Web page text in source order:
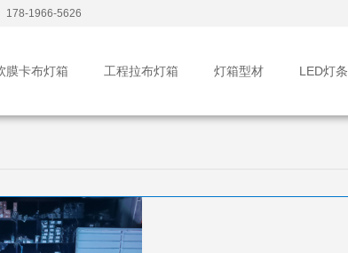
178-1966-5626
膜卡布灯箱 工程拉布灯箱 灯箱型材 LED灯条